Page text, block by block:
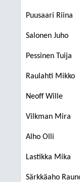
Puusaari Riina
Salonen Juho
Pessinen Tuija
Raulahti Mikko
Neoff Wille
Vilkman Mira
Alho Olli
Lastikka Mika
Särkkäaho